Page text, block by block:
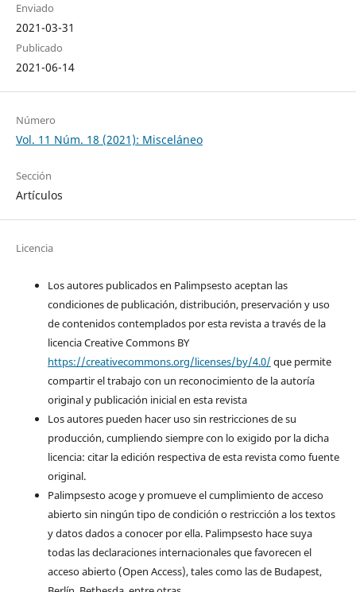
Enviado
2021-03-31
Publicado
2021-06-14
Número
Vol. 11 Núm. 18 (2021): Misceláneo
Sección
Artículos
Licencia
Los autores publicados en Palimpsesto aceptan las
condiciones de publicación, distribución, preservación y uso
de contenidos contemplados por esta revista a través de la
licencia Creative Commons BY
https://creativecommons.org/licenses/by/4.0/ que permite
compartir el trabajo con un reconocimiento de la autoría
original y publicación inicial en esta revista
Los autores pueden hacer uso sin restricciones de su
producción, cumpliendo siempre con lo exigido por la dicha
licencia: citar la edición respectiva de esta revista como fuente
original.
Palimpsesto acoge y promueve el cumplimiento de acceso
abierto sin ningún tipo de condición o restricción a los textos
y datos dados a conocer por ella. Palimpsesto hace suya
todas las declaraciones internacionales que favorecen el
acceso abierto (Open Access), tales como las de Budapest,